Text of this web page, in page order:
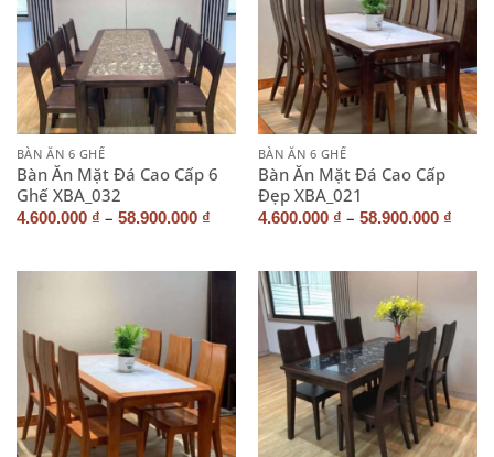
BÀN ĂN 6 GHẾ
Bàn Ăn Mặt Đá Cao Cấp 6
Ghế XBA_032
4.600.000 ₫ – 58.900.000 ₫
BÀN ĂN 6 GHẾ
Bàn Ăn Mặt Đá Cao Cấp
Đẹp XBA_021
4.600.000 ₫ – 58.900.000 ₫